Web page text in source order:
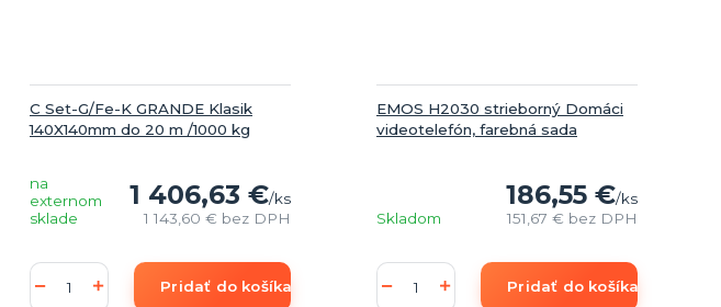
C Set-G/Fe-K GRANDE Klasik
140X140mm do 20 m /1000 kg
1 406,63 €/ks
1 143,60 € bez DPH
na
externom
sklade
Pridať do košíka
EMOS H2030 strieborný Domáci
videotelefón, farebná sada
186,55 €/ks
151,67 € bez DPH
Skladom
Pridať do košíka